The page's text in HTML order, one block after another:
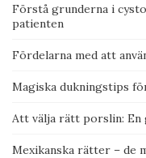
Förstå grunderna i
patienten
Fördelarna med att
Magiska dukningstips
Att välja rätt porslin: En
Mexikanska rätter – de